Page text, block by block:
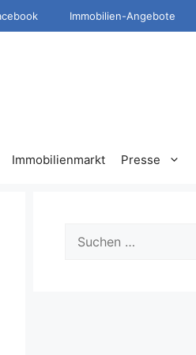
Immobilien-Angebote
Immobilienmarkt Presse
nach: